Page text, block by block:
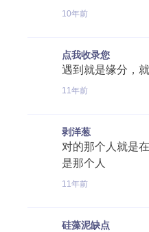
10年前
点我收录您
遇到就是缘分，
11年前
剥洋葱
对的那个人就是
是那个人
11年前
硅藻泥缺点